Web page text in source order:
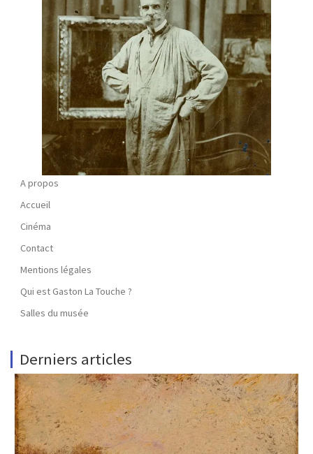
A propos
Accueil
Cinéma
Contact
Mentions légales
Qui est Gaston La Touche ?
Salles du musée
Derniers articles